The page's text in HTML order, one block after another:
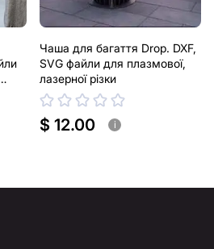
Чаша для багаття Drop. DXF,
SVG файли для плазмової,
лазерної різки
$ 12.00 i